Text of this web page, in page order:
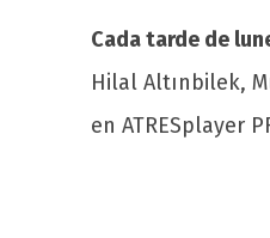
Cada tarde de
Hilal Altınbilek,
en ATRESplayer